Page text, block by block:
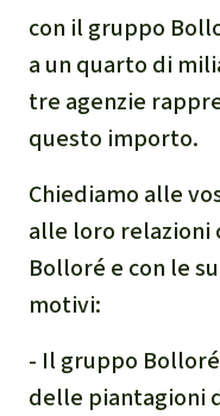
con il gruppo
a un quarto di
tre agenzie
questo importo.
Chiediamo alle
alle loro relazioni
Bolloré e con le
motivi:
- Il gruppo
delle piantagioni